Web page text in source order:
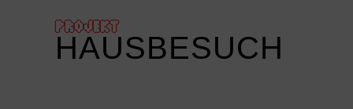
PROJEKT
HAUSBESUCH